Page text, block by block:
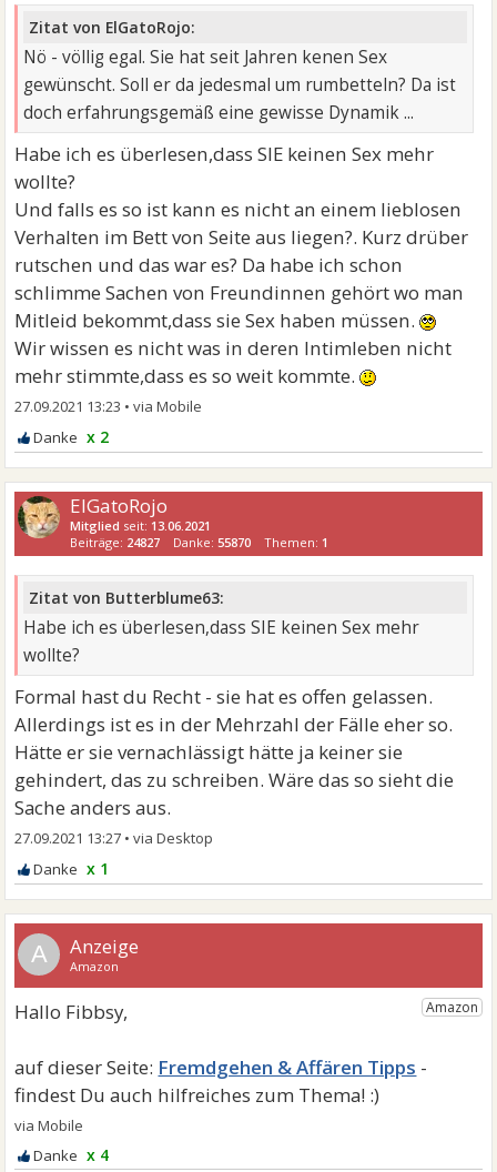
Zitat von ElGatoRojo:
Nö - völlig egal. Sie hat seit Jahren kenen Sex
gewünscht. Soll er da jedesmal um rumbetteln? Da ist
doch erfahrungsgemäß eine gewisse Dynamik ...
Habe ich es überlesen,dass SIE keinen Sex mehr
wollte?
Und falls es so ist kann es nicht an einem lieblosen
Verhalten im Bett von Seite aus liegen?. Kurz drüber
rutschen und das war es? Da habe ich schon
schlimme Sachen von Freundinnen gehört wo man
Mitleid bekommt,dass sie Sex haben müssen.
Wir wissen es nicht was in deren Intimleben nicht
mehr stimmte,dass es so weit kommte.
27.09.2021 13:23 •
x 2
ElGatoRojo
Mitglied seit: 13.06.2021
Beiträge: 24827 Danke: 55870 Themen: 1
Zitat von Butterblume63:
Habe ich es überlesen,dass SIE keinen Sex mehr
wollte?
Formal hast du Recht - sie hat es offen gelassen.
Allerdings ist es in der Mehrzahl der Fälle eher so.
Hätte er sie vernachlässigt hätte ja keiner sie
gehindert, das zu schreiben. Wäre das so sieht die
Sache anders aus.
27.09.2021 13:27 •
x 1
A
Fremdgehen & Affären Tipps
x 4